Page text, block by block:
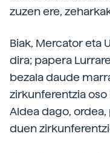
zuzen ere,
Biak, Mercator eta
dira; papera
bezala daude
zirkunferentzia oso
Aldea dago,
duen